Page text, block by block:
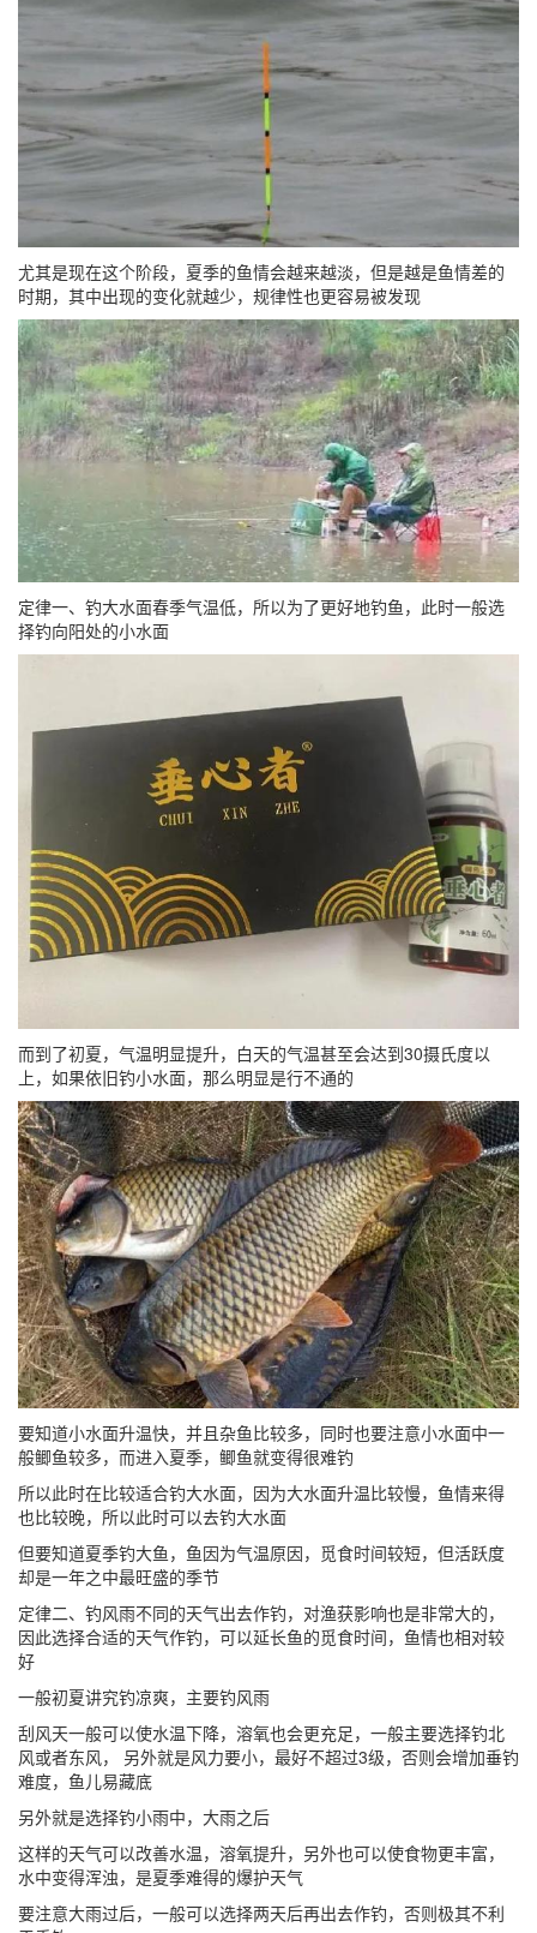
尤其是现在这个阶段，夏季的鱼情会越来越淡，但是越是鱼情差的
时期，其中出现的变化就越少，规律性也更容易被发现
定律一、钓大水面春季气温低，所以为了更好地钓鱼，此时一般选
择钓向阳处的小水面
而到了初夏，气温明显提升，白天的气温甚至会达到30摄氏度以
上，如果依旧钓小水面，那么明显是行不通的
要知道小水面升温快，并且杂鱼比较多，同时也要注意小水面中一
般鲫鱼较多，而进入夏季，鲫鱼就变得很难钓
所以此时在比较适合钓大水面，因为大水面升温比较慢，鱼情来得
也比较晚，所以此时可以去钓大水面
但要知道夏季钓大鱼，鱼因为气温原因，觅食时间较短，但活跃度
却是一年之中最旺盛的季节
定律二、钓风雨不同的天气出去作钓，对渔获影响也是非常大的，
因此选择合适的天气作钓，可以延长鱼的觅食时间，鱼情也相对较
好
一般初夏讲究钓凉爽，主要钓风雨
刮风天一般可以使水温下降，溶氧也会更充足，一般主要选择钓北
风或者东风， 另外就是风力要小，最好不超过3级，否则会增加垂钓
难度，鱼儿易藏底
另外就是选择钓小雨中，大雨之后
这样的天气可以改善水温，溶氧提升，另外也可以使食物更丰富，
水中变得浑浊，是夏季难得的爆护天气
要注意大雨过后，一般可以选择两天后再出去作钓，否则极其不利